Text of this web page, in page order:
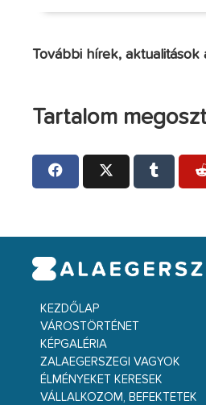
További hírek, aktualitások
Tartalom
KEZDŐLAP
VÁROSTÖRTÉNET
KÉPGALÉRIA
ZALAEGERSZEGI VAGYOK
ÉLMÉNYEKET KERESEK
VÁLLALKOZOM, BEFEKTETEK